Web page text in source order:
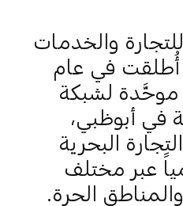
والخدمات
أُطلقت في عام
موحَّدة لشبكة
في أبوظبي،
البحرية
عبر مختلف
الحرة.